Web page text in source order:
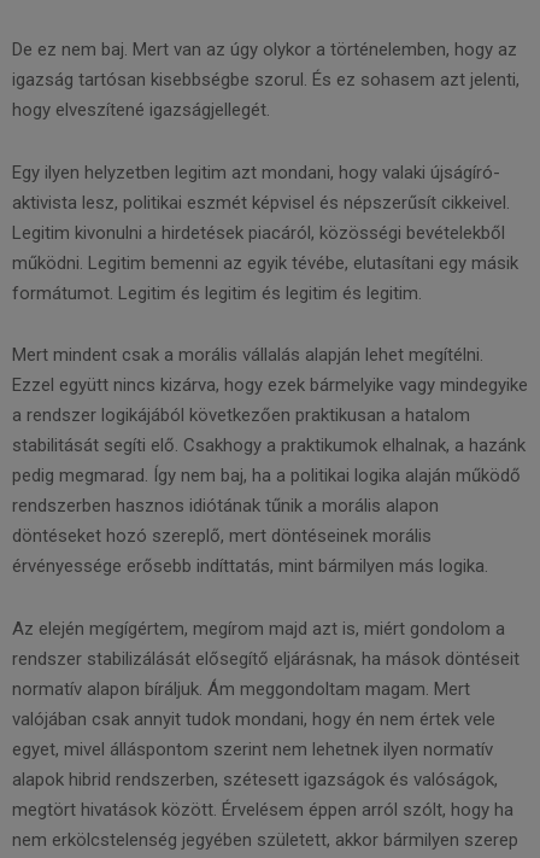
De ez nem baj. Mert van az úgy olykor a történelemben, hogy az
igazság tartósan kisebbségbe szorul. És ez sohasem azt jelenti,
hogy elveszítené igazságjellegét.
Egy ilyen helyzetben legitim azt mondani, hogy valaki újságíró-
aktivista lesz, politikai eszmét képvisel és népszerűsít cikkeivel.
Legitim kivonulni a hirdetések piacáról, közösségi bevételekből
működni. Legitim bemenni az egyik tévébe, elutasítani egy másik
formátumot. Legitim és legitim és legitim és legitim.
Mert mindent csak a morális vállalás alapján lehet megítélni.
Ezzel együtt nincs kizárva, hogy ezek bármelyike vagy mindegyike
a rendszer logikájából következően praktikusan a hatalom
stabilitását segíti elő. Csakhogy a praktikumok elhalnak, a hazánk
pedig megmarad. Így nem baj, ha a politikai logika alaján működő
rendszerben hasznos idiótának tűnik a morális alapon
döntéseket hozó szereplő, mert döntéseinek morális
érvényessége erősebb indíttatás, mint bármilyen más logika.
Az elején megígértem, megírom majd azt is, miért gondolom a
rendszer stabilizálását elősegítő eljárásnak, ha mások döntéseit
normatív alapon bíráljuk. Ám meggondoltam magam. Mert
valójában csak annyit tudok mondani, hogy én nem értek vele
egyet, mivel álláspontom szerint nem lehetnek ilyen normatív
alapok hibrid rendszerben, szétesett igazságok és valóságok,
megtört hivatások között. Érvelésem éppen arról szólt, hogy ha
nem erkölcstelenség jegyében született, akkor bármilyen szerep